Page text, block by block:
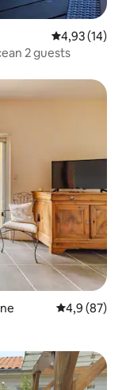
4,93 de uma
4,93 (14)
2 guests
4,9 de uma
4,9 (87)